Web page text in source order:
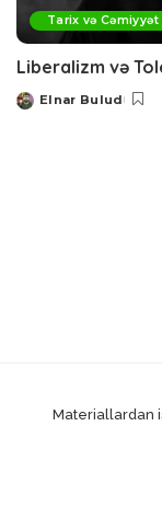
Tarix və Cəmiyyət
Liberalizm və
Posted
Elnar Bulud
Materiallardan